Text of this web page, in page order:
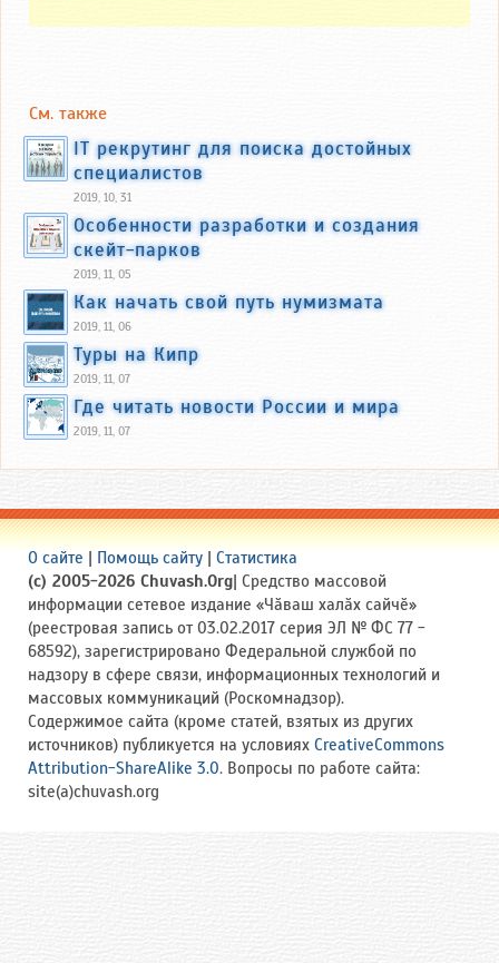
См. также
IT рекрутинг для поиска достойных
специалистов
2019, 10, 31
Особенности разработки и создания
скейт-парков
2019, 11, 05
Как начать свой путь нумизмата
2019, 11, 06
Туры на Кипр
2019, 11, 07
Где читать новости России и мира
2019, 11, 07
О сайте | Помощь сайту | Статистика
(c) 2005-2026 Chuvash.Org| Средство массовой
информации сетевое издание «Чӑваш халӑх сайчӗ»
(реестровая запись от 03.02.2017 серия ЭЛ № ФС 77 -
68592), зарегистрировано Федеральной службой по
надзору в сфере связи, информационных технологий и
массовых коммуникаций (Роскомнадзор).
Содержимое сайта (кроме статей, взятых из других
источников) публикуется на условиях CreativeCommons
Attribution-ShareAlike 3.0. Вопросы по работе сайта:
site(a)chuvash.org